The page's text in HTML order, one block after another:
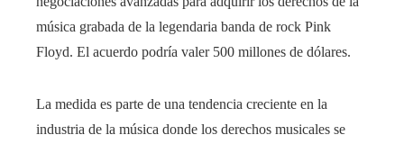
música grabada de la legendaria banda de rock Pink
Floyd. El acuerdo podría valer 500 millones de dólares.
La medida es parte de una tendencia creciente en la
industria de la música donde los derechos musicales se